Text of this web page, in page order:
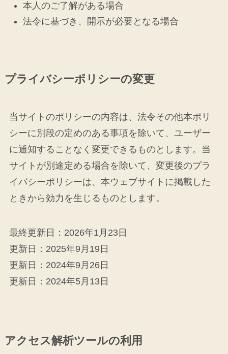
本人のご了解がある場合
法令に基づき、開示が必要となる場合
プライバシーポリシーの変更
当サイトのポリシーの内容は、法令その他本ポリ
シーに別段の定めのある事項を除いて、ユーザー
に通知することなく変更できるものとします。当
サイトが別途定める場合を除いて、変更後のプラ
イバシーポリシーは、本ウェブサイトに掲載した
ときから効力を生じるものとします。
最終更新日：2026年1月23日
更新日：2025年9月19日
更新日：2024年9月26日
更新日：2024年5月13日
アクセス解析ツールの利用